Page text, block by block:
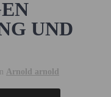
UND
Arnold arnold